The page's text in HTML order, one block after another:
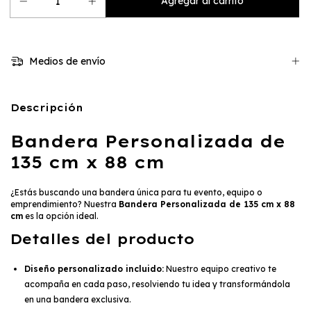
Medios de envío
Descripción
Bandera Personalizada de
135 cm x 88 cm
¿Estás buscando una bandera única para tu evento, equipo o
emprendimiento? Nuestra Bandera Personalizada de 135 cm x 88
cm es la opción ideal.
Detalles del producto
Diseño personalizado incluido: Nuestro equipo creativo te
acompaña en cada paso, resolviendo tu idea y transformándola
en una bandera exclusiva.